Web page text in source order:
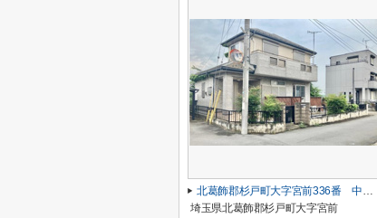
北葛飾郡杉戸町大字宮前336番 中古戸建
埼玉県北葛飾郡杉戸町大字宮前